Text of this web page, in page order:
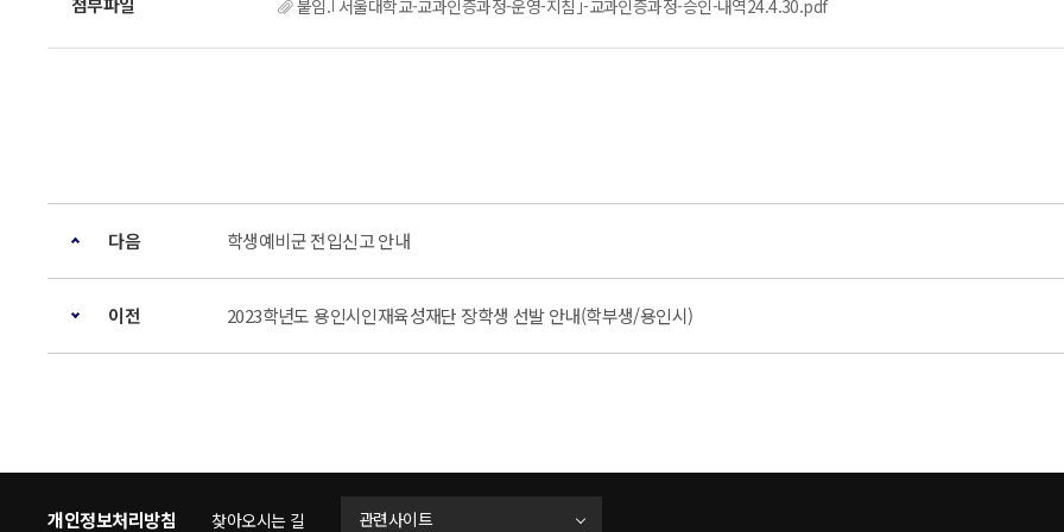
붙임.｢서울대학교-교과인증과정-운영-지침｣-교과인증과정-승인-내역24.4.30.pdf
다음 학생예비군 전입신고 안내
이전 2023학년도 용인시인재육성재단 장학생 선발 안내(학부생/용인시)
개인정보처리방침 찾아오시는 길 관련사이트